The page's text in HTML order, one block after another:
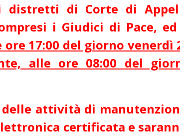
di Corte di
i Giudici di Pace,
ore 17:00 del giorno venerdì
alle ore 08:00 del
delle attività di
certificata e